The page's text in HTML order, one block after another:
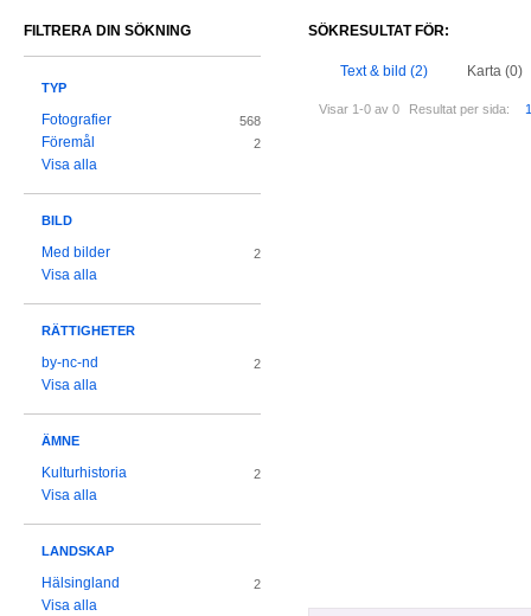
SÖKRESULTAT FÖR:
Text & bild (2) Karta (0)
Visar 1-0 av 0 Resultat per sida:
FILTRERA DIN SÖKNING
TYP
Fotografier 568
Föremål 2
Visa alla
BILD
Med bilder 2
Visa alla
RÄTTIGHETER
by-nc-nd 2
Visa alla
ÄMNE
Kulturhistoria 2
Visa alla
LANDSKAP
Hälsingland 2
Visa alla